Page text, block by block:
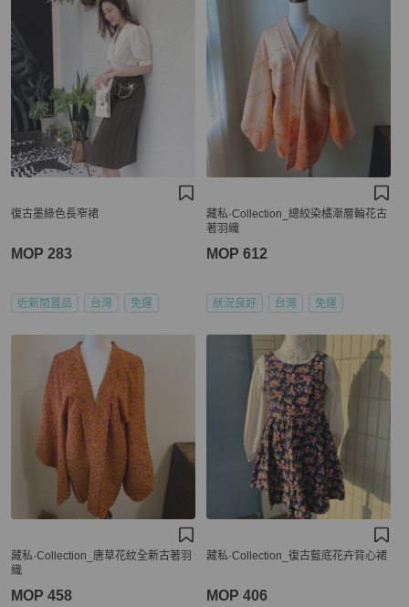
復古墨綠色長窄裙
MOP 283
近新閒置品 台灣 免運
藏私·Collection_總絞染橘漸層輪花古
著羽織
MOP 612
狀況良好 台灣 免運
藏私·Collection_唐草花紋全新古著羽
織
MOP 458
藏私·Collection_復古藍底花卉背心裙
MOP 406